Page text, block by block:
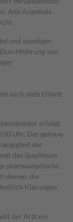
Alle Angebote
und sonstigen
von
stets Etikett
erfolgt
Uhr. Der genaue
der
des Spediteurs
pharmazeutische
dienen, die
Klärungen
der Arzt ein